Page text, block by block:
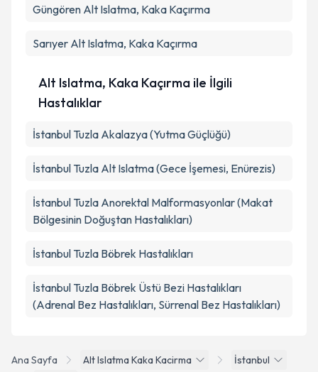
Ana Sayfa Alt Islatma Kaka Kacirma
İstanbul
Güngören Alt Islatma, Kaka Kaçırma
Sarıyer Alt Islatma, Kaka Kaçırma
Alt Islatma, Kaka Kaçırma ile İlgili
Hastalıklar
İstanbul Tuzla Akalazya (Yutma Güçlüğü)
İstanbul Tuzla Alt Islatma (Gece İşemesi, Enürezis)
İstanbul Tuzla Anorektal Malformasyonlar (Makat
Bölgesinin Doğuştan Hastalıkları)
İstanbul Tuzla Böbrek Hastalıkları
İstanbul Tuzla Böbrek Üstü Bezi Hastalıkları
(Adrenal Bez Hastalıkları, Sürrenal Bez Hastalıkları)